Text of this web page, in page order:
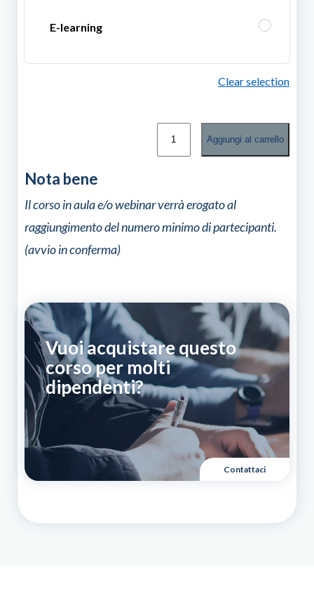
E-learning
Clear selection
Marketing
inclusivo
quantità
Aggiungi al carrello
Nota bene
Il corso in aula e/o webinar verrà erogato al
raggiungimento del numero minimo di partecipanti.
(avvio in conferma)
Vuoi acquistare questo
corso per molti
dipendenti?
Contattaci